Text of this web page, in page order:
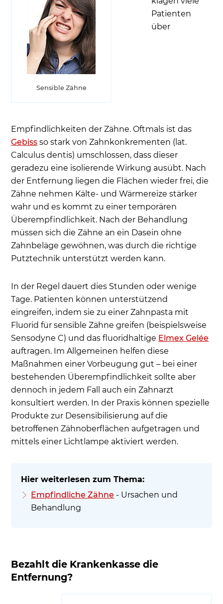
Sensible Zähne
Patienten
über
Empfindlichkeiten der Zähne. Oftmals ist das
Gebiss so stark von Zahnkonkrementen (lat.
Calculus dentis) umschlossen, dass dieser
geradezu eine isolierende Wirkung ausübt. Nach
der Entfernung liegen die Flächen wieder frei, die
Zähne nehmen Kälte- und Wärmereize stärker
wahr und es kommt zu einer temporären
Überempfindlichkeit. Nach der Behandlung
müssen sich die Zähne an ein Dasein ohne
Zahnbeläge gewöhnen, was durch die richtige
Putztechnik unterstützt werden kann.
In der Regel dauert dies Stunden oder wenige
Tage. Patienten können unterstützend
eingreifen, indem sie zu einer Zahnpasta mit
Fluorid für sensible Zähne greifen (beispielsweise
Sensodyne C) und das fluoridhaltige Elmex Gelée
auftragen. Im Allgemeinen helfen diese
Maßnahmen einer Vorbeugung gut – bei einer
bestehenden Überempfindlichkeit sollte aber
dennoch in jedem Fall auch ein Zahnarzt
konsultiert werden. In der Praxis können spezielle
Produkte zur Desensibilisierung auf die
betroffenen Zähnoberflächen aufgetragen und
mittels einer Lichtlampe aktiviert werden.
Empfindliche Zähne - Ursachen und
Behandlung
Bezahlt die Krankenkasse die
Entfernung?